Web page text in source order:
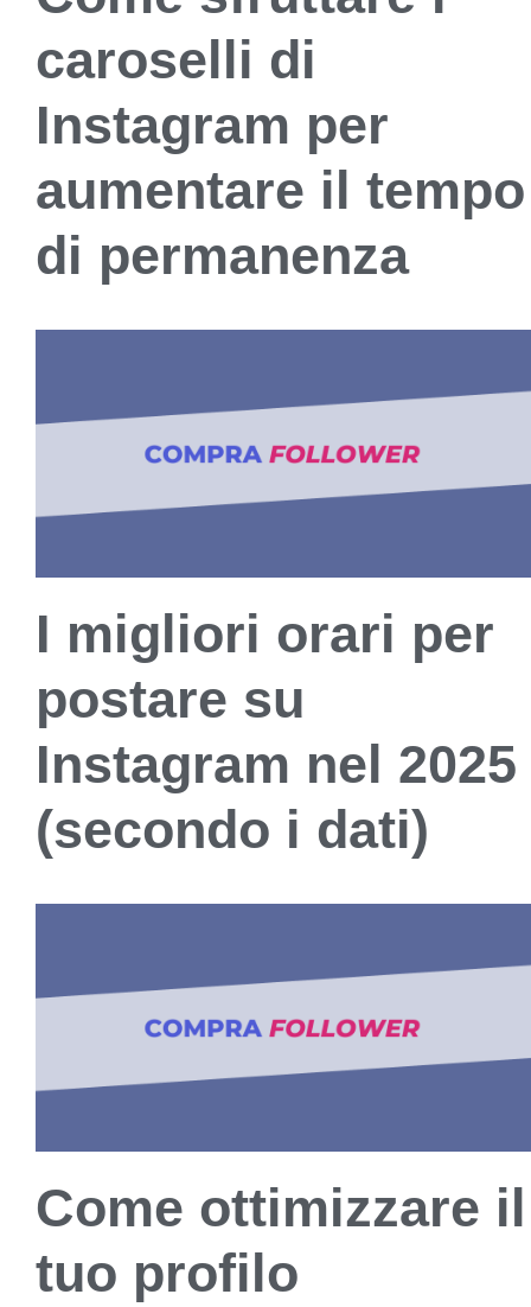
caroselli di
Instagram per
aumentare il tempo
di permanenza
I migliori orari per
postare su
Instagram nel 2025
(secondo i dati)
Come ottimizzare il
tuo profilo